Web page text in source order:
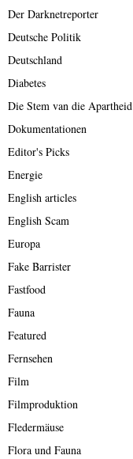
Der Darknetreporter
Deutsche Politik
Deutschland
Diabetes
Die Stem van die Apartheid
Dokumentationen
Editor's Picks
Energie
English articles
English Scam
Europa
Fake Barrister
Fastfood
Fauna
Featured
Fernsehen
Film
Filmproduktion
Fledermäuse
Flora und Fauna